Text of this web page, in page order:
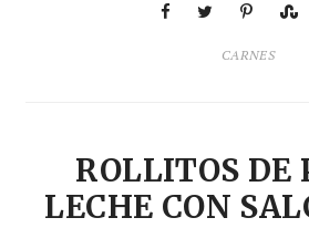
CARNES
ROLLITOS DE
LECHE CON